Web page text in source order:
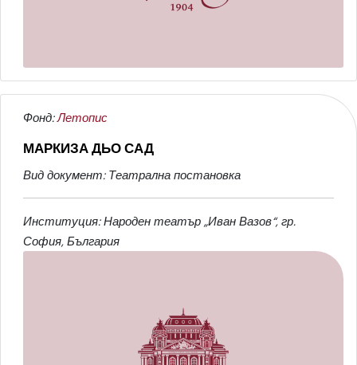
Фонд:Летопис
МАРКИЗА ДЬО САД
Вид документ: Театрална постановка
Институция: Народен театър „Иван Вазов“, гр.
София, България